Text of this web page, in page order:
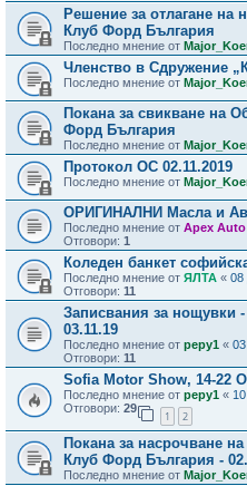
Решение за отлагане
Клуб Форд България
Последно мнение от
Членство в Сдружение
Последно мнение от
Покана за свикване на
Форд България
Последно мнение от
Протокол ОС 02.11.2019
Последно мнение от
ОРИГИНАЛНИ Масла и
Последно мнение от Apex Auto
Отговори: 1
Коледен банкет
Последно мнение от ЯЛТА « 08
Отговори: 11
Записвания за нощувки
03.11.19
Последно мнение от pepy1 «
Отговори: 11
Sofia Motor Show, 14-22
Последно мнение от pepy1 «
Отговори: 29
1 2
Покана за насрочване
Клуб Форд България -
Последно мнение от